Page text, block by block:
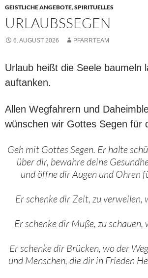
GEISTLICHE ANGEBOTE,SPIRITUELLES
URLAUBSSEGEN
6. AUGUST 2026 PFARRTEAM
Urlaub heißt die Seele baumeln
auftanken.
Allen Wegfahrern und
wünschen wir Gottes Segen für
Geh mit Gottes Segen. Er halte
über dir, bewahre deine
und öffne dir Augen und Ohren
Er schenke dir Zeit, zu verweilen,
Er schenke dir Muße, zu schauen,
Er schenke dir Brücken, wo der
und Menschen, die dir in Frieden